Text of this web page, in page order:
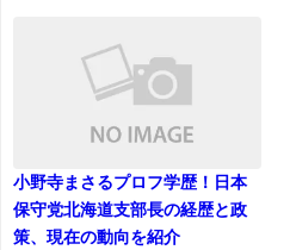
小野寺まさるプロフ学歴！日本
保守党北海道支部長の経歴と政
策、現在の動向を紹介